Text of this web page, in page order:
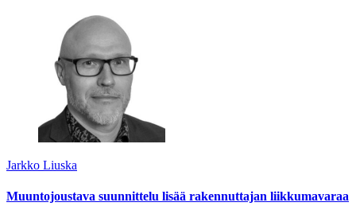
Jarkko Liuska
Muuntojoustava suunnittelu lisää rakennuttajan liikkumavaraa